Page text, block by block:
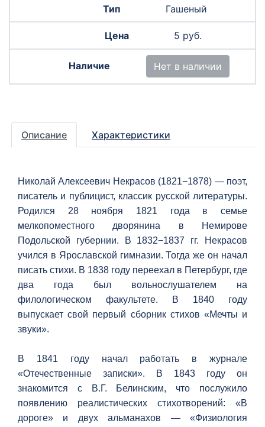
Гашеный
5 руб.
Нет в наличии
Описание Характеристики
Николай Алексеевич Некрасов (1821−1878) — поэт,
писатель и публицист, классик русской литературы.
Родился 28 ноября 1821 года в семье
мелкопоместного дворянина в Немирове
Подольской губернии. В 1832−1837 гг. Некрасов
учился в Ярославской гимназии. Тогда же он начал
писать стихи. В 1838 году переехал в Петербург, где
два года был вольнослушателем на
филологическом факультете. В 1840 году
выпускает свой первый сборник стихов «Мечты и
звуки».
В 1841 году начал работать в журнале
«Отечественные записки». В 1843 году он
знакомится с В.Г. Белинским, что послужило
появлению реалистических стихотворений: «В
дороге» и двух альманахов — «Физиология